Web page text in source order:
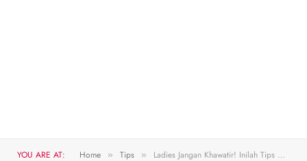
YOU ARE AT: Home » Tips » Ladies Jangan Khawatir! Inilah Tips Mudah dan Aman Mengganti Pakaian Di Mobil